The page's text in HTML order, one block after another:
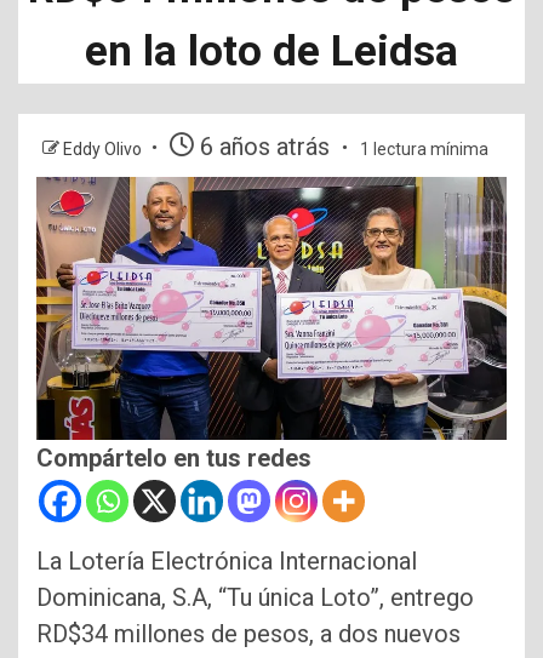
en la loto de Leidsa
Eddy Olivo 6 años atrás 1 lectura mínima
Compártelo en tus redes
La Lotería Electrónica Internacional
Dominicana, S.A, “Tu única Loto”, entrego
RD$34 millones de pesos, a dos nuevos